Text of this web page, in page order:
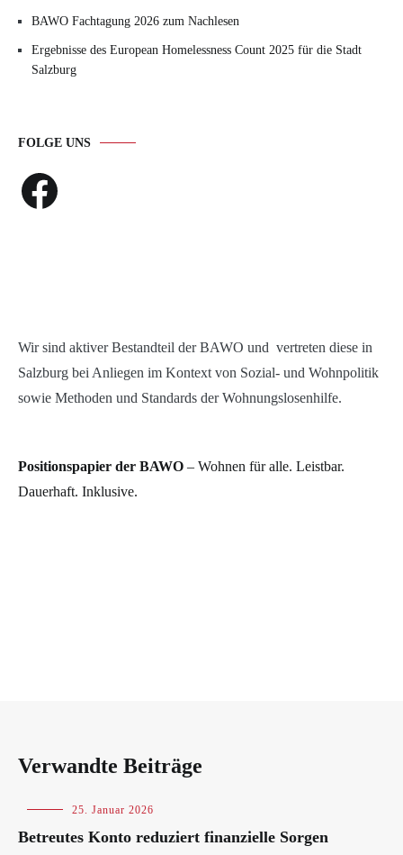
BAWO Fachtagung 2026 zum Nachlesen
Ergebnisse des European Homelessness Count 2025 für die Stadt
Salzburg
FOLGE UNS
Facebook
Wir sind aktiver Bestandteil der BAWO und vertreten diese in
Salzburg bei Anliegen im Kontext von Sozial- und Wohnpolitik
sowie Methoden und Standards der Wohnungslosenhilfe.
Positionspapier der BAWO – Wohnen für alle. Leistbar.
Dauerhaft. Inklusive.
Verwandte Beiträge
Blog 25. Januar 2026
Betreutes Konto reduziert finanzielle Sorgen